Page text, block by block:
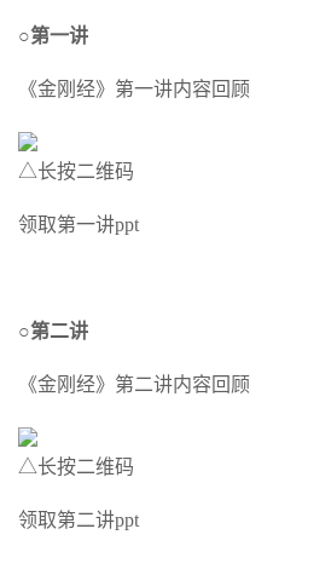
○第一讲
《金刚经》第一讲内容回顾
△长按二维码
领取第一讲ppt
○第二讲
《金刚经》第二讲内容回顾
△长按二维码
领取第二讲ppt